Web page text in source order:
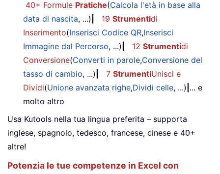
40+ Formule Pratiche(Calcola l'età in base alla
data di nascita, ...) 19 Strumentidi
Inserimento(Inserisci Codice QR,Inserisci
Immagine dal Percorso, ...) 12 Strumentidi
Conversione(Converti in parole,Conversione del
tasso di cambio, ...) 7 StrumentiUnisci e
Dividi(Unione avanzata righe,Dividi celle, ...) ... e
molto altro
Usa Kutools nella tua lingua preferita – supporta
inglese, spagnolo, tedesco, francese, cinese e 40+
altre!
Potenzia le tue competenze in Excel con